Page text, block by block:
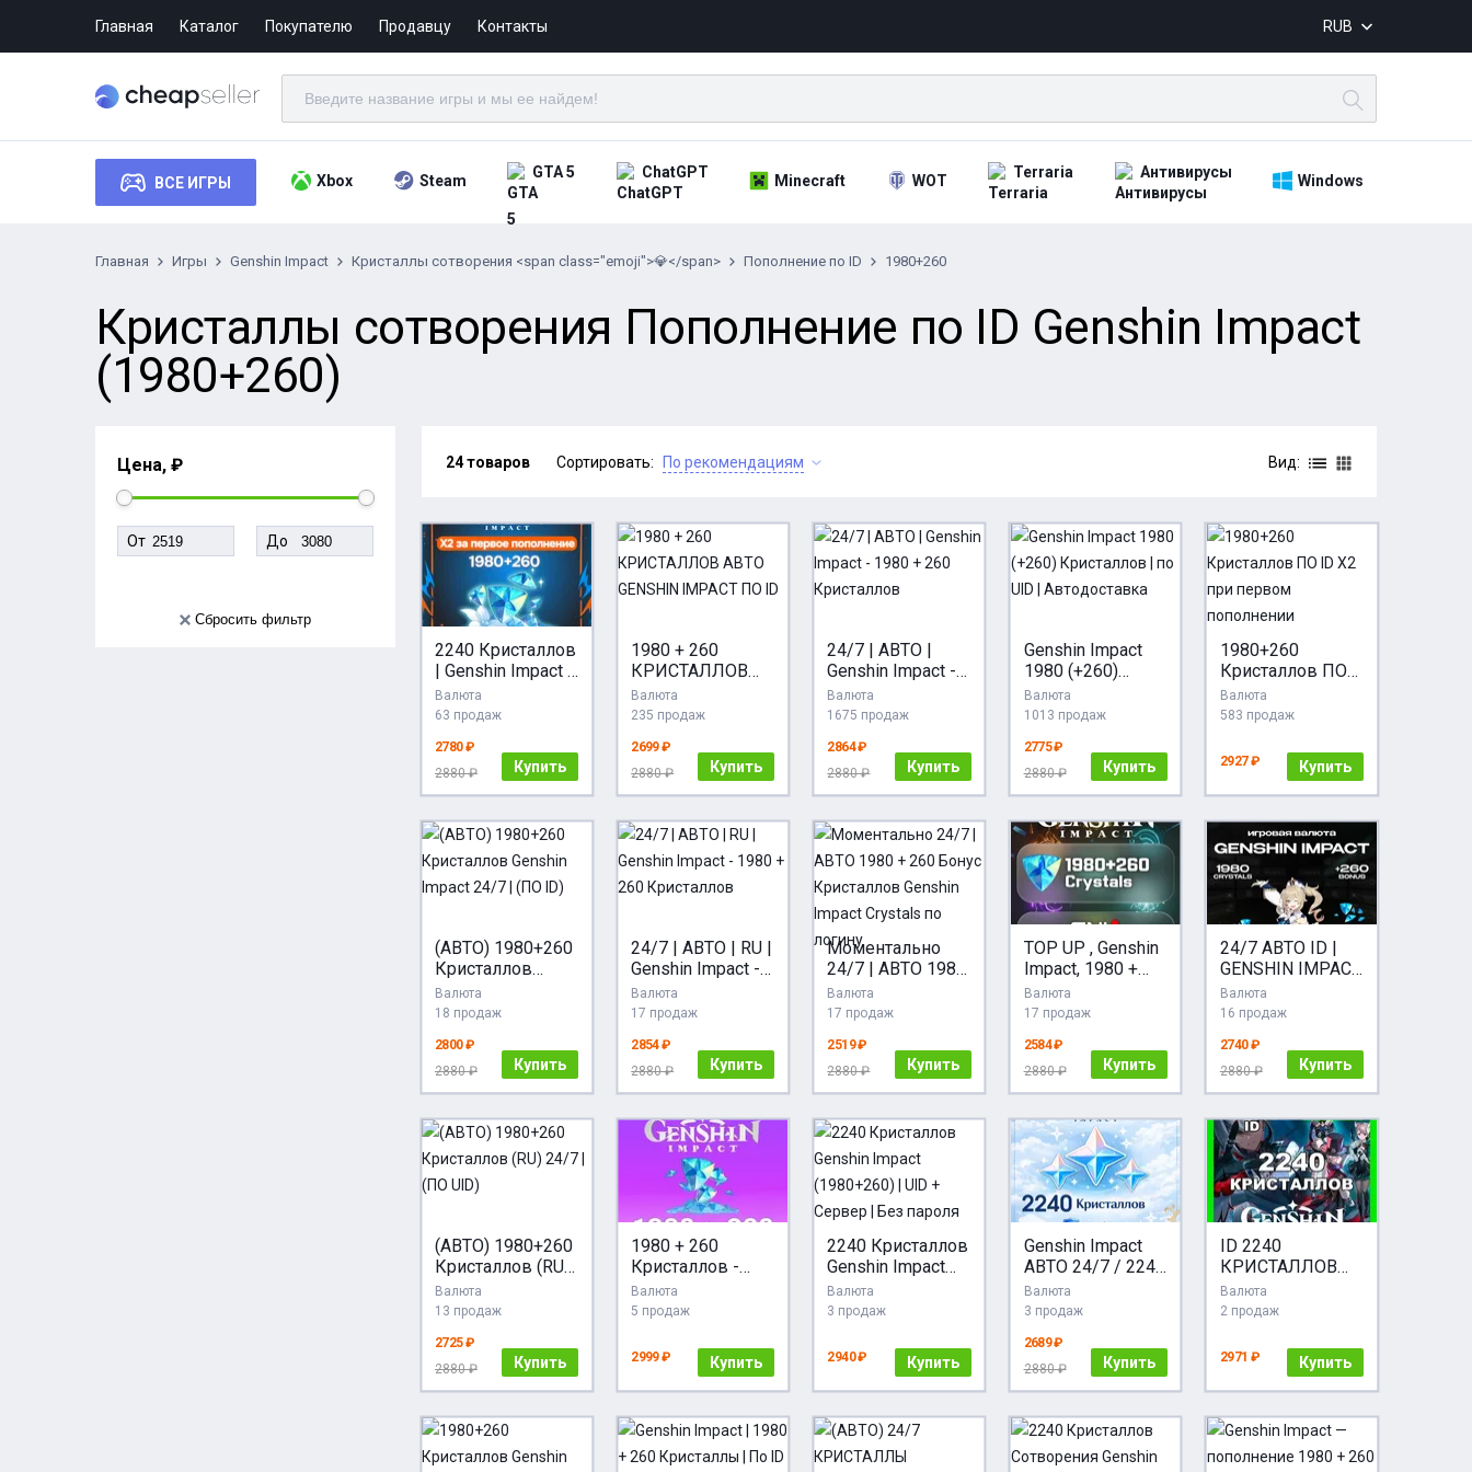
Главная Каталог Покупателю Продавцу Контакты RUB
ВСЕ ИГРЫ Xbox Steam GTA 5 ChatGPT Minecraft WOT Terraria Антивирусы Windows
Главная Игры Genshin Impact Кристаллы сотворения <span class="emoji">💎</span> Пополнение по ID 1980+260
Кристаллы сотворения Пополнение по ID Genshin Impact
(1980+260)
Цена, ₽
От До
Сбросить фильтр
24 товаров Сортировать: По рекомендациям Вид:
2240 Кристаллов
| Genshin Impact |
24/7 | ПО ID |
АВТО |
первый раз
Валюта
63 продаж
2780 ₽
2880 ₽
Купить
1980 + 260
КРИСТАЛЛОВ
АВТО GENSHIN
IMPACT ПО ID
Валюта
235 продаж
2699 ₽
2880 ₽
Купить
24/7 | АВТО |
Genshin Impact -
1980 + 260
Кристаллов
Валюта
1675 продаж
2864 ₽
2880 ₽
Купить
Genshin Impact
1980 (+260)
Кристаллов | по
UID |
Валюта
1013 продаж
2775 ₽
2880 ₽
Купить
1980+260
Кристаллов ПО
ID X2 при
первом
Валюта
583 продаж
2927 ₽ Купить
(АВТО) 1980+260
Кристаллов
Genshin Impact
24/7 | (ПО ID)
Валюта
18 продаж
2800 ₽
2880 ₽
Купить
24/7 | АВТО | RU |
Genshin Impact -
1980 + 260
Кристаллов
Валюта
17 продаж
2854 ₽
2880 ₽
Купить
Моментально
24/7 | АВТО 1980
+ 260 Бонус
Кристаллов
Crystals по
логину
Валюта
17 продаж
2519 ₽
2880 ₽
Купить
TOP UP , Genshin
Impact, 1980 +
260 Crystals, Via
UID
Валюта
17 продаж
2584 ₽
2880 ₽
Купить
24/7 АВТО ID |
GENSHIN IMPACT
2240
КРИСТАЛЛОВ
Валюта
16 продаж
2740 ₽
2880 ₽
Купить
(АВТО) 1980+260
Кристаллов (RU)
24/7 | (ПО UID)
Валюта
13 продаж
2725 ₽
2880 ₽
Купить
1980 + 260
Кристаллов -
Genshin Impact
Валюта
5 продаж
2999 ₽ Купить
2240 Кристаллов
Genshin Impact
(1980+260) | UID
+ Сервер | Без
Валюта
3 продаж
2940 ₽ Купить
Genshin Impact
АВТО 24/7 / 2240
Кристаллов /
Без входа на
Валюта
3 продаж
2689 ₽
2880 ₽
Купить
ID 2240
КРИСТАЛЛОВ
СОТВОРЕНИЯ
GENSHIN IMPACT
Валюта
2 продаж
2971 ₽ Купить